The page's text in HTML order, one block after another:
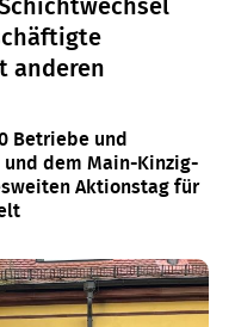
anderen
Betriebe und
und dem Main-Kinzig-
Aktionstag für